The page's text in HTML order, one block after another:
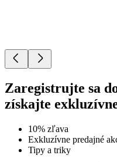
Zaregistrujte sa
získajte
10% zľava
Exkluzívne predajné
Tipy a triky